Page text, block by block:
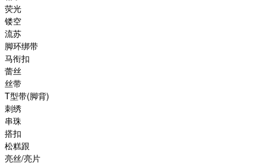
荧光
镂空
流苏
脚环绑带
马衔扣
蕾丝
丝带
T型带(脚背)
刺绣
串珠
搭扣
松糕跟
亮丝/亮片